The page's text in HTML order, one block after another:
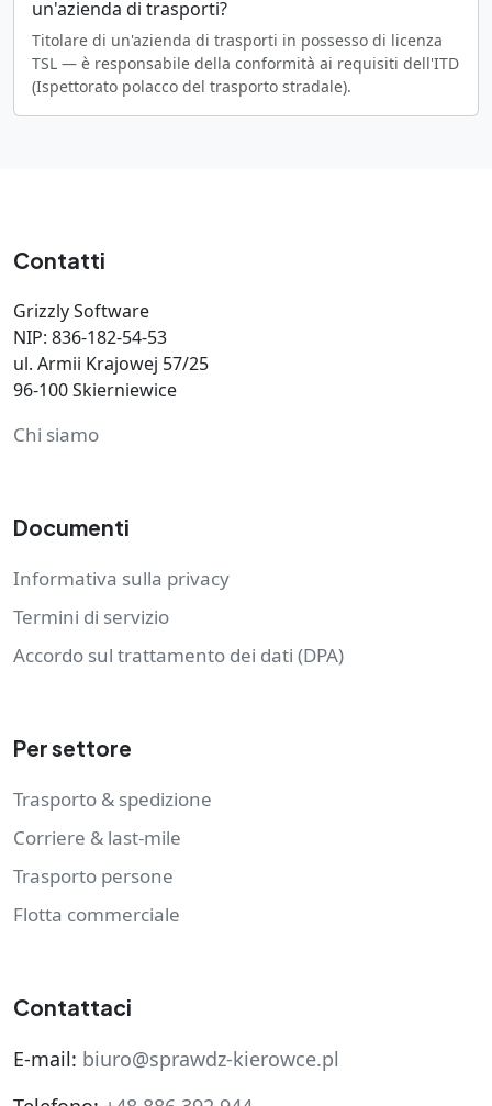
un'azienda di trasporti?
Titolare di un'azienda di trasporti in possesso di licenza
TSL — è responsabile della conformità ai requisiti dell'ITD
(Ispettorato polacco del trasporto stradale).
Contatti
Grizzly Software
NIP: 836-182-54-53
ul. Armii Krajowej 57/25
96-100 Skierniewice
Chi siamo
Documenti
Informativa sulla privacy
Termini di servizio
Accordo sul trattamento dei dati (DPA)
Per settore
Trasporto & spedizione
Corriere & last-mile
Trasporto persone
Flotta commerciale
Contattaci
E-mail: biuro@sprawdz-kierowce.pl